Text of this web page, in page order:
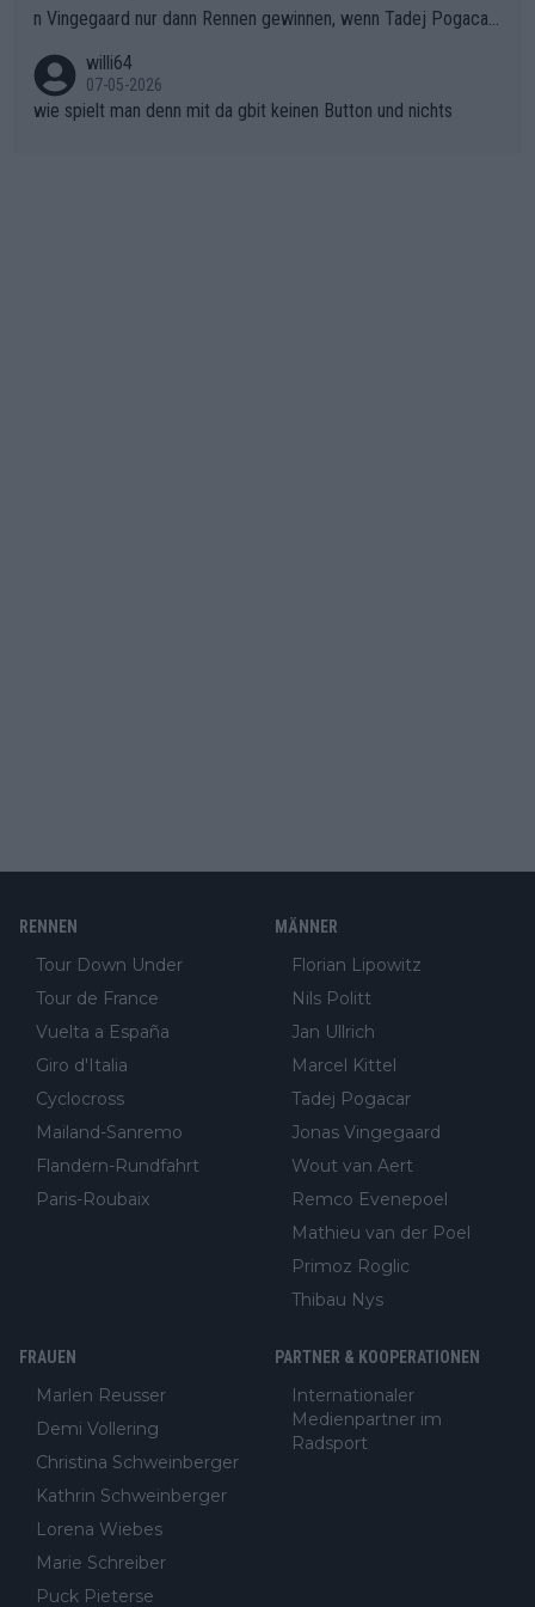
er SD Worx und Vollering müssen jetzt All-In gehen. (gregman
n)
n Vingegaard nur dann Rennen gewinnen, wenn Tadej Pogacar
willi64
07-05-2026
wie spielt man denn mit da gbit keinen Button und nichts
RENNEN
Tour Down Under
Tour de France
Vuelta a España
Giro d'Italia
Cyclocross
Mailand-Sanremo
Flandern-Rundfahrt
Paris-Roubaix
MÄNNER
Florian Lipowitz
Nils Politt
Jan Ullrich
Marcel Kittel
Tadej Pogacar
Jonas Vingegaard
Wout van Aert
Remco Evenepoel
Mathieu van der Poel
Primoz Roglic
Thibau Nys
FRAUEN
Marlen Reusser
Demi Vollering
Christina Schweinberger
Kathrin Schweinberger
Lorena Wiebes
Marie Schreiber
Puck Pieterse
PARTNER & KOOPERATIONEN
Internationaler
Medienpartner im
Radsport